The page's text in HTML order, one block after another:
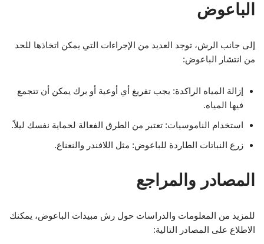
الباعوض
إلى جانب الرش، توجد العديد من الإجراءات التي يمكن اتخاذها للحد
من انتشار الباعوض:
إزالة المياه الراكدة: يجب تفريغ أي أوعية أو برك يمكن أن تتجمع
فيها المياه.
استخدام الناموسيات: تعتبر من الطرق الفعالة لحماية نفسك ليلاً.
زرع النباتات الطاردة للباعوض: مثل اللافندر والنعناع.
المصادر والمراجع
للمزيد من المعلومات والدراسات حول رش مبيدات الباعوض، يمكنك
الاطلاع على المصادر التالية: